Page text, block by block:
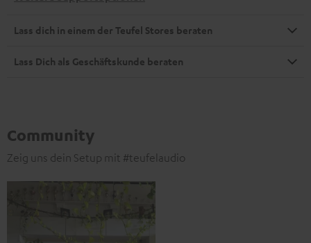
Lass dich in einem der Teufel Stores beraten
Lass Dich als Geschäftskunde beraten
Community
Zeig uns dein Setup mit #teufelaudio